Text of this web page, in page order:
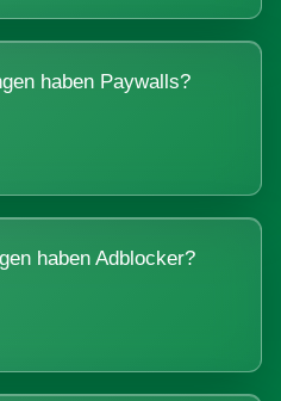
haben Paywalls?
haben Adblocker?